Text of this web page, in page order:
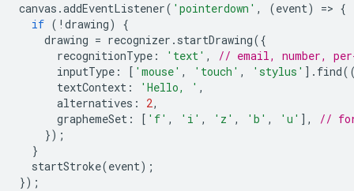
canvas .addEventListener( 'pointerdown' , (event) => {
if ( ! drawing)
{
drawing = recognizer . startDrawing({
recognitionType : 'text' ,
// email, number,
inputType : [ 'mouse' , 'touch' , 'stylus' ]. find
textContext : 'Hello, ' ,
alternatives : 2,
graphemeSet : [ 'f' , 'i' , 'z' , 'b' , 'u' ],
//
});
}
startStroke(event);
});